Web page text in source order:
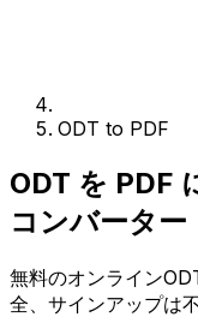
ODT to PDF
ODT を PDF
コンバーター
無料のオンライン
全、サインアップは